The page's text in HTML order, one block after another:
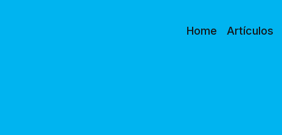
Home Artículos